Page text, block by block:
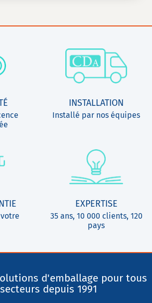
INSTALLATION
Installé par nos équipes
EXPERTISE
35 ans, 10 000 clients, 120
pays
d'emballage pour tous
depuis 1991